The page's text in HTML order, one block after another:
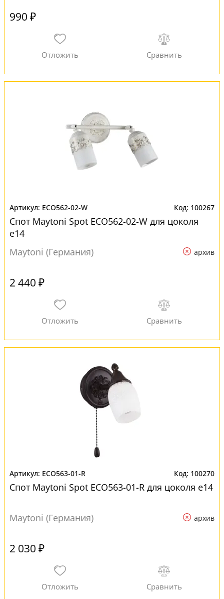
990 ₽
ECO562-02-W 100267
Спот Maytoni Spot ECO562-02-W для цоколя
e14
Maytoni (Германия)
архив
2 440 ₽
ECO563-01-R 100270
Спот Maytoni Spot ECO563-01-R для цоколя e14
Maytoni (Германия) архив
2 030 ₽